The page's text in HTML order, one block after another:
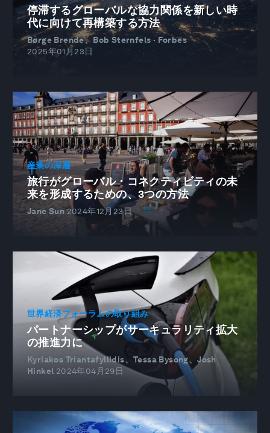
停滞するグローバルな協力関係を新しい時
代に向けて再構築する方法
Børge Brende、Bob Sternfels · Forbes
2025年01月23日
産業の深層
旅行がグローバル・コネクティビティの未
来を形成するための、3つの方法
Jane Sun 2024年12月23日
世界経済フォーラムの取り組み
パートナーシップがサーキュラリティ拡大
の推進力に
Kyriakos Triantafyllidis、Tessa Bysong、Josh
Hinkel 2024年04月29日